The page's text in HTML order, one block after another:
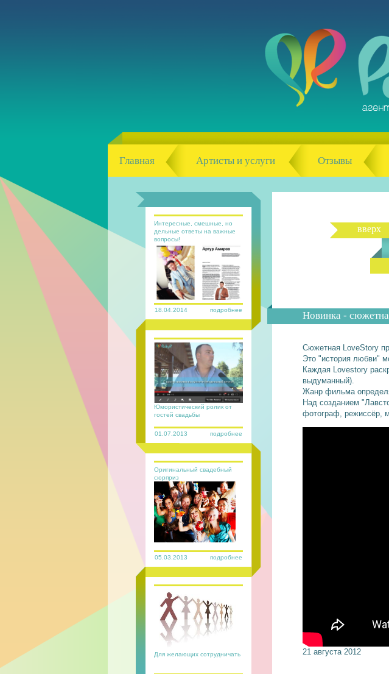
Главная Артисты и услуги Отзывы
18.04.2014 подробнее
Интересные, смешные, но
дельные ответы на важные
вопросы!
01.07.2013 подробнее
Юмористический ролик от
гостей свадьбы
05.03.2013 подробнее
Оригинальный свадебный
сюрприз
Для желающих сотрудничать
вверх
Новинка -
Сюжетная LoveStory
Это "история любви"
Каждая Lovestory
выдуманный).
Жанр фильма
Над созданием
фотограф, режиссёр,
21 августа 2012